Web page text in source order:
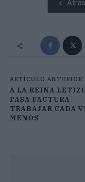
Atrás
ARTÍCULO ANTERIOR
A LA REINA
PASA FACTURA
TRABAJAR CADA
MENOS